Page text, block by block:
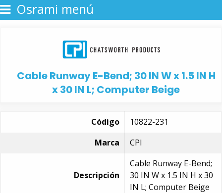
Osrami menú
Cable Runway E-Bend; 30 IN W x 1.5 IN H
x 30 IN L; Computer Beige
Código
10822-231
Marca
CPI
Descripción
Cable Runway E-Bend;
30 IN W x 1.5 IN H x 30
IN L; Computer Beige